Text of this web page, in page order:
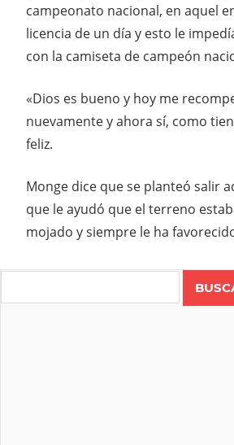
campeonato nacional, en aquel
licencia de un día y esto le
con la camiseta de campeón
«Dios es bueno y hoy me
nuevamente y ahora sí, como
feliz.
Monge dice que se planteó salir
que le ayudó que el terreno
mojado y siempre le ha
MONGE